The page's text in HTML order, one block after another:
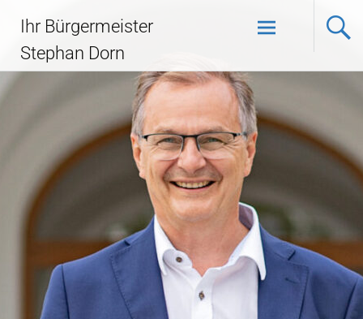
Ihr Bürgermeister
Stephan Dorn